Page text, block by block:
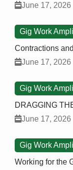
June 17, 2026
Gig Work
Contractions
June 17, 2026
Gig Work
DRAGGING
June 17, 2026
Gig Work
Working for the